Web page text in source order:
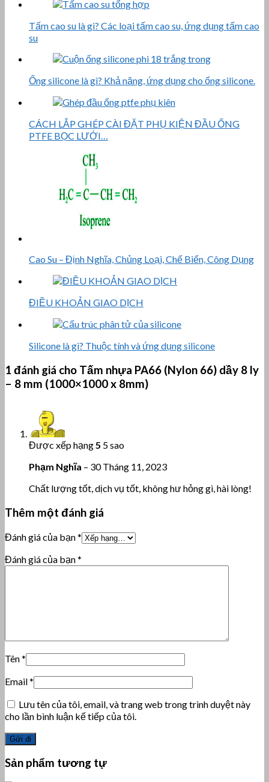
Tấm cao su là gì? Các loại tấm cao su, ứng dụng tấm cao
su
Ống silicone là gì? Khả năng, ứng dụng cho ống silicone.
CÁCH LẮP GHÉP CÀI ĐẶT PHỤ KIỆN ĐẦU ỐNG
PTFE BỌC LƯỚI…
Cao Su – Định Nghĩa, Chủng Loại, Chế Biến, Công Dụng
ĐIỀU KHOẢN GIAO DỊCH
Silicone là gì? Thuộc tính và ứng dụng silicone
1 đánh giá cho Tấm nhựa PA66 (Nylon 66) dầy 8 ly
– 8 mm (1000×1000 x 8mm)
Được xếp hạng5 5 sao
Phạm Nghĩa – 30 Tháng 11, 2023
Chất lượng tốt, dịch vụ tốt, không hư hỏng gì, hài lòng!
Thêm một đánh giá
Đánh giá của bạn*
Đánh giá của bạn*
Tên*
Email*
Lưu tên của tôi, email, và trang web trong trình duyệt này
cho lần bình luận kế tiếp của tôi.
Sản phẩm tương tự